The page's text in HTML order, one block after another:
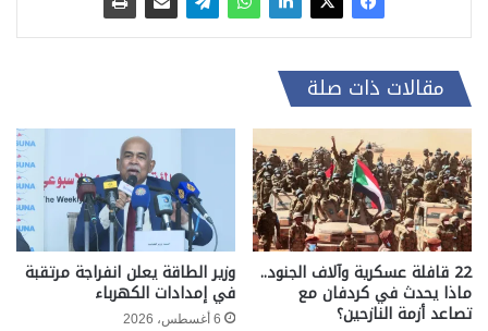
مقالات ذات صلة
22 قافلة عسكرية وآلاف الجنود..
ماذا يحدث في كردفان مع
تصاعد أزمة النازحين؟
وزير الطاقة يعلن انفراجة مرتقبة
في إمدادات الكهرباء
6 أغسطس، 2026